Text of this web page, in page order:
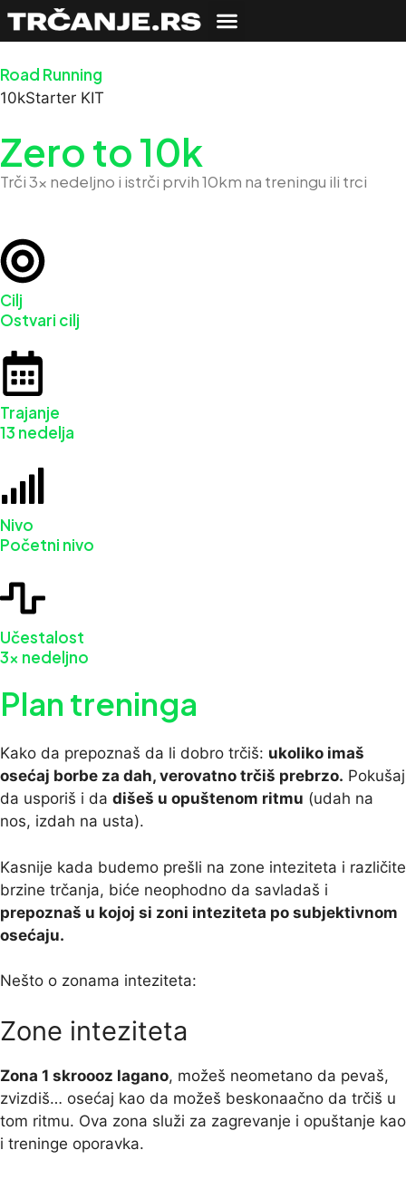
Road Running
10kStarter KIT
Zero to 10k
Trči 3x nedeljno i istrči prvih 10km na treningu ili trci
Cilj
Ostvari cilj
Trajanje
13 nedelja
Nivo
Početni nivo
Učestalost
3x nedeljno
Plan treninga
Kako da prepoznaš da li dobro trčiš: ukoliko imaš
osećaj borbe za dah, verovatno trčiš prebrzo. Pokušaj
da usporiš i da dišeš u opuštenom ritmu (udah na
nos, izdah na usta).
Kasnije kada budemo prešli na zone inteziteta i različite
brzine trčanja, biće neophodno da savladaš i
prepoznaš u kojoj si zoni inteziteta po subjektivnom
osećaju.
Nešto o zonama inteziteta:
Zone inteziteta
Zona 1 skroooz lagano, možeš neometano da pevaš,
zvizdiš… osećaj kao da možeš beskonaačno da trčiš u
tom ritmu. Ova zona služi za zagrevanje i opuštanje kao
i treninge oporavka.